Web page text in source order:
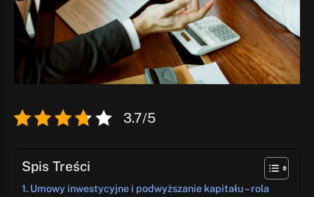
3.7/5
Spis Treści
Umowy inwestycyjne i podwyższanie kapitału – rola